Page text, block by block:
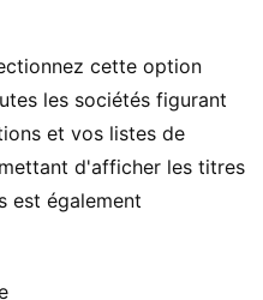
cette option
les sociétés figurant
et vos listes de
d'afficher les titres
est également